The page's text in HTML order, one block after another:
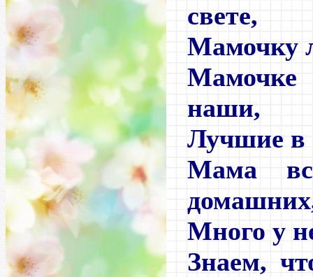
свете,
Мамочку
наши,
Лучшие в
Мама
Много у
Знаем,